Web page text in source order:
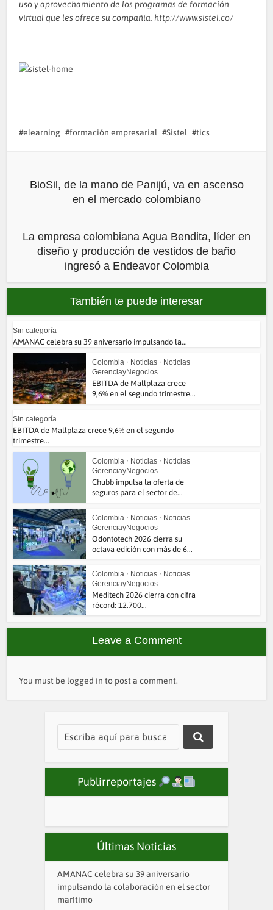
uso y aprovechamiento de los programas de formación
virtual que les ofrece su compañía. http://www.sistel.co/
elearning formación empresarial Sistel tics
BioSil, de la mano de Panijú, va en ascenso
en el mercado colombiano
La empresa colombiana Agua Bendita, líder en
diseño y producción de vestidos de baño
ingresó a Endeavor Colombia
También te puede interesar
Sin categoría
AMANAC celebra su 39 aniversario impulsando la...
Colombia • Noticias • Noticias
GerenciayNegocios
EBITDA de Mallplaza crece
9,6% en el segundo trimestre...
Sin categoría
EBITDA de Mallplaza crece 9,6% en el segundo
trimestre...
Colombia • Noticias • Noticias
GerenciayNegocios
Chubb impulsa la oferta de
seguros para el sector de...
Colombia • Noticias • Noticias
GerenciayNegocios
Odontotech 2026 cierra su
octava edición con más de 6...
Colombia • Noticias • Noticias
GerenciayNegocios
Meditech 2026 cierra con cifra
récord: 12.700...
Leave a Comment
You must be logged in to post a comment.
Publirreportajes
Últimas Noticias
AMANAC celebra su 39 aniversario
impulsando la colaboración en el sector
marítimo